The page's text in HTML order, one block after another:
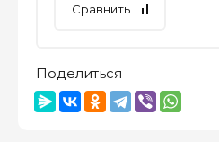
Сравнить
Поделиться